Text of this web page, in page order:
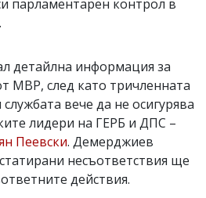
парламентарен контрол в
детайлна информация за
МВР, след като тричленната
вече да не осигурява
лидери на ГЕРБ и ДПС –
Пеевски. Демерджиев
несъответствия ще
действия.